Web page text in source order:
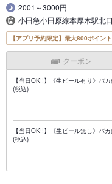
2001～3000円
小田急小田原線本厚木駅北
【アプリ予約限定】最大800ポイン
クーポン
【当日OK!!】《生ビール有り》バ
(税込)
【当日OK!!】《生ビール無し》バ
(税込)